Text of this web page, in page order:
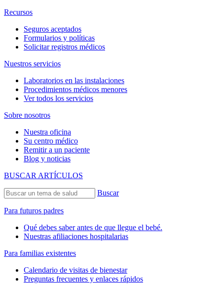
Recursos
Seguros aceptados
Formularios y políticas
Solicitar registros médicos
Nuestros servicios
Laboratorios en las instalaciones
Procedimientos médicos menores
Ver todos los servicios
Sobre nosotros
Nuestra oficina
Su centro médico
Remitir a un paciente
Blog y noticias
BUSCAR ARTÍCULOS
Buscar
Para futuros padres
Qué debes saber antes de que llegue el bebé.
Nuestras afiliaciones hospitalarias
Para familias existentes
Calendario de visitas de bienestar
Preguntas frecuentes y enlaces rápidos